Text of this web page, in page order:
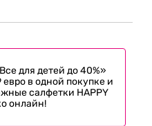
для детей до 40%»
в одной покупке и
салфетки HAPPY
онлайн!